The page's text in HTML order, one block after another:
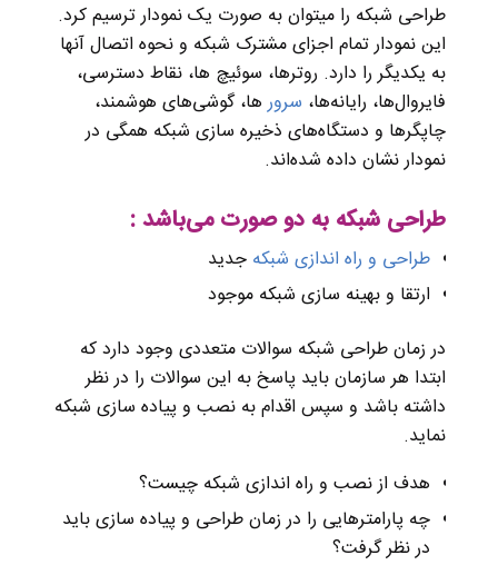
طراحی شبکه را میتوان به صورت یک نمودار ترسیم کرد.
این نمودار تمام اجزای مشترک شبکه و نحوه اتصال آنها
به یکدیگر را دارد. روترها، سوئیچ ها، نقاط دسترسی،
فایروال‌ها، رایانه‌ها، سرورها، گوشی‌های هوشمند،
چاپگرها و دستگاه‌های ذخیره سازی شبکه همگی در
نمودار نشان داده شده‌اند.
طراحی شبکه به دو صورت می‌باشد :
طراحی و راه اندازی شبکه جدید
ارتقا و بهینه سازی شبکه موجود
در زمان طراحی شبکه سوالات متعددی وجود دارد که
ابتدا هر سازمان باید پاسخ به این سوالات را در نظر
داشته باشد و سپس اقدام به نصب و پیاده سازی شبکه
نماید.
هدف از نصب و راه اندازی شبکه چیست؟
چه پارامترهایی را در زمان طراحی و پیاده سازی باید
در نظر گرفت؟